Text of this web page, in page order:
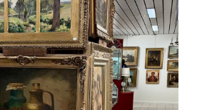
Laat uw huis
leegmaken